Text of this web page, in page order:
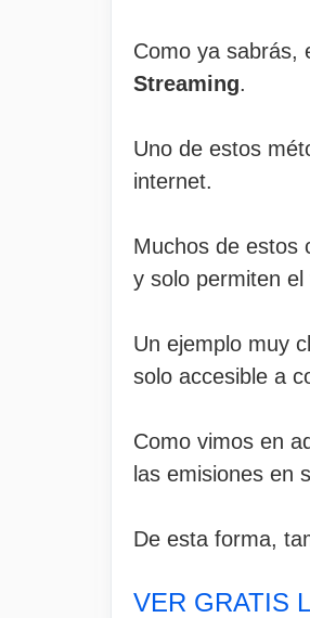
Como ya sabrás,
Streaming.
Uno de estos
internet.
Muchos de estos
y solo permiten el
Un ejemplo muy
solo accesible a
Como vimos en
las emisiones en
De esta forma,
VER GRATIS